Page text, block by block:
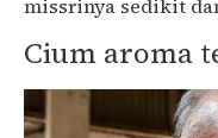
missrinya sedikit
Cium aroma